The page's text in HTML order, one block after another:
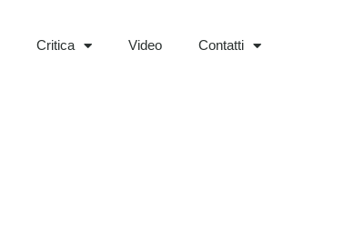
Critica Video Contatti